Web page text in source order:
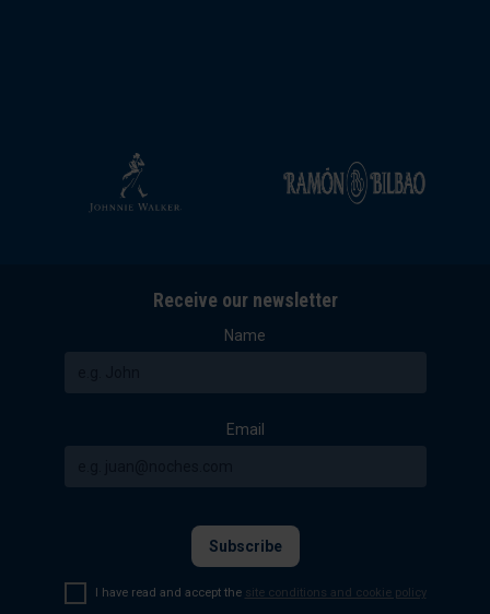
Receive our newsletter
Name
Email
I have read and accept the site conditions and cookie policy